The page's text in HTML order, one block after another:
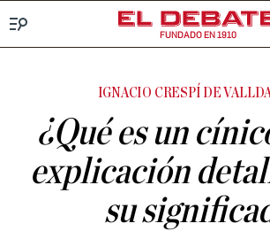
FUNDADO EN 1910
IGNACIO CRESPÍ DE
¿Qué es un
explicación
su